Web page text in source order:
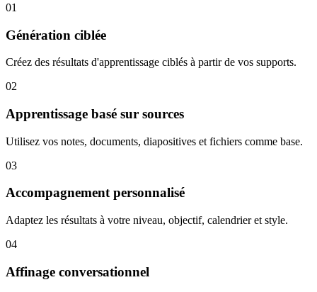
01
Génération ciblée
Créez des résultats d'apprentissage ciblés à partir de vos supports.
02
Apprentissage basé sur sources
Utilisez vos notes, documents, diapositives et fichiers comme base.
03
Accompagnement personnalisé
Adaptez les résultats à votre niveau, objectif, calendrier et style.
04
Affinage conversationnel